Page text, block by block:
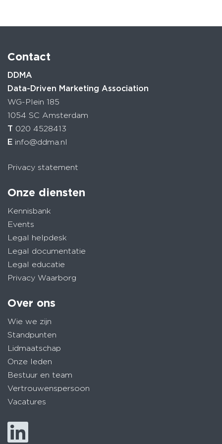
Contact
DDMA
Data-Driven Marketing Association
WG-Plein 185
1054 SC Amsterdam
T 020 4528413
E info@ddma.nl
Privacy statement
Onze diensten
Kennisbank
Events
Legal helpdesk
Legal documentatie
Legal educatie
Privacy Waarborg
Over ons
Wie we zijn
Standpunten
Lidmaatschap
Onze leden
Bestuur en team
Vertrouwenspersoon
Vacatures